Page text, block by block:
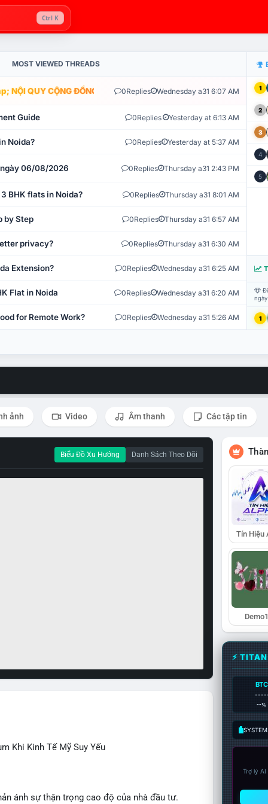
Ctrl K
MOST VIEWED THREADS
NỘI QUY CỘNG ĐỒNG VLIKE.VN: HỆ THỐNG GIÁM SÁT TỰ
0Replies Wednesday a31 6:07 AM
Guide 0Replies Yesterday at 6:13 AM
Noida? 0Replies Yesterday at 5:37 AM
06/08/2026 0Replies Thursday a31 2:43 PM
BHK flats in Noida? 0Replies Thursday a31 8:01 AM
by Step 0Replies Thursday a31 6:57 AM
privacy? 0Replies Thursday a31 6:30 AM
Extension? 0Replies Wednesday a31 6:25 AM
Flat in Noida 0Replies Wednesday a31 6:20 AM
for Remote Work? 0Replies Wednesday a31 5:26 AM
1
2
3
4
5
1
ảnh Video Âm thanh Các tập tin
Biểu Đồ Xu Hướng Danh Sách Theo Dõi
Khi Kinh Tế Mỹ Suy Yếu
ánh sự thận trọng cao độ của nhà đầu tư.
Tín Hiệu
⚡
BTC
--%
Trợ lý